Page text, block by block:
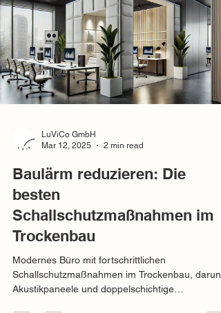
LuViCo GmbH
Mar 12, 2025
2 min read
Baulärm reduzieren: Die
besten
Schallschutzmaßnahmen im
Trockenbau
Modernes Büro mit fortschrittlichen
Schallschutzmaßnahmen im Trockenbau,
Akustikpaneele und doppelschichtige